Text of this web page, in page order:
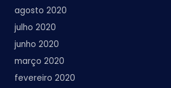
agosto 2020
julho 2020
junho 2020
março 2020
fevereiro 2020